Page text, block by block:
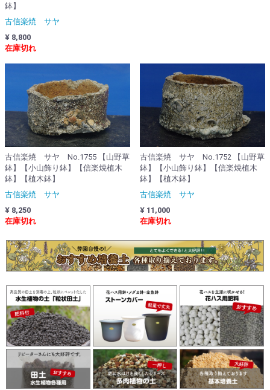
鉢】
古信楽焼 サヤ
¥ 8,800
在庫切れ
古信楽焼 サヤ No.1755 【山野草
鉢】【小山飾り鉢】【信楽焼植木
鉢】【植木鉢】
古信楽焼 サヤ
¥ 8,250
在庫切れ
古信楽焼 サヤ No.1752 【山野草
鉢】【小山飾り鉢】【信楽焼植木
鉢】【植木鉢】
古信楽焼 サヤ
¥ 11,000
在庫切れ